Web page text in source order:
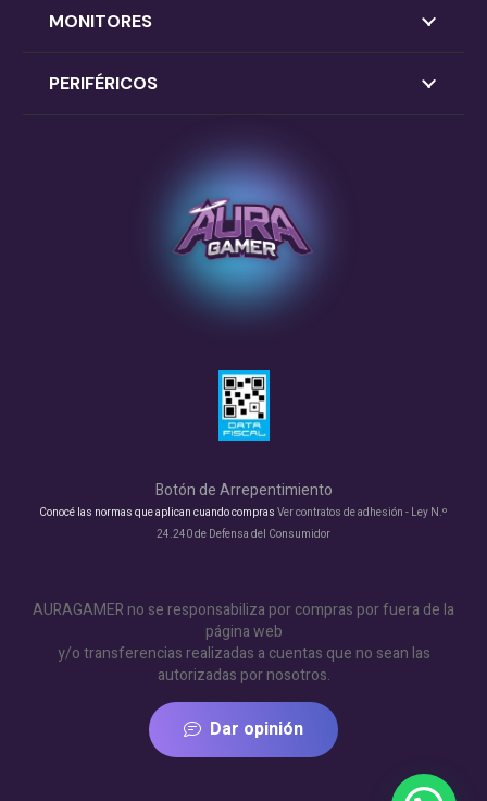
MONITORES
PERIFÉRICOS
Botón de Arrepentimiento
Conocé las normas que aplican cuando compras Ver contratos de adhesión - Ley N.º
24.240 de Defensa del Consumidor
AURAGAMER no se responsabiliza por compras por fuera de la
página web
y/o transferencias realizadas a cuentas que no sean las
autorizadas por nosotros.
Dar opinión